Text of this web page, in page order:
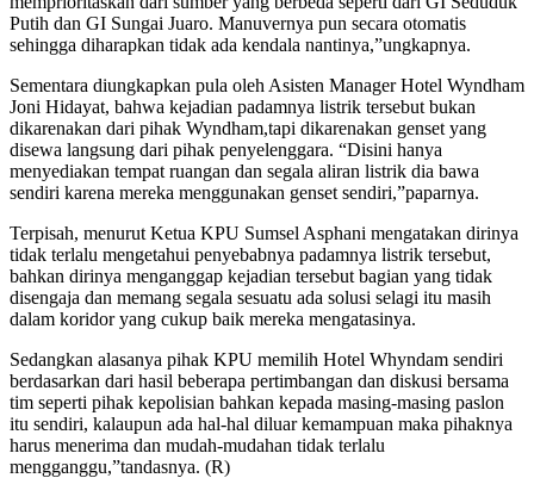
Putih dan GI Sungai Juaro. Manuvernya pun secara otomatis
sehingga diharapkan tidak ada kendala nantinya,”ungkapnya.
Sementara diungkapkan pula oleh Asisten Manager Hotel Wyndham
Joni Hidayat, bahwa kejadian padamnya listrik tersebut bukan
dikarenakan dari pihak Wyndham,tapi dikarenakan genset yang
disewa langsung dari pihak penyelenggara. “Disini hanya
menyediakan tempat ruangan dan segala aliran listrik dia bawa
sendiri karena mereka menggunakan genset sendiri,”paparnya.
Terpisah, menurut Ketua KPU Sumsel Asphani mengatakan dirinya
tidak terlalu mengetahui penyebabnya padamnya listrik tersebut,
bahkan dirinya menganggap kejadian tersebut bagian yang tidak
disengaja dan memang segala sesuatu ada solusi selagi itu masih
dalam koridor yang cukup baik mereka mengatasinya.
Sedangkan alasanya pihak KPU memilih Hotel Whyndam sendiri
berdasarkan dari hasil beberapa pertimbangan dan diskusi bersama
tim seperti pihak kepolisian bahkan kepada masing-masing paslon
itu sendiri, kalaupun ada hal-hal diluar kemampuan maka pihaknya
harus menerima dan mudah-mudahan tidak terlalu
mengganggu,”tandasnya. (R)